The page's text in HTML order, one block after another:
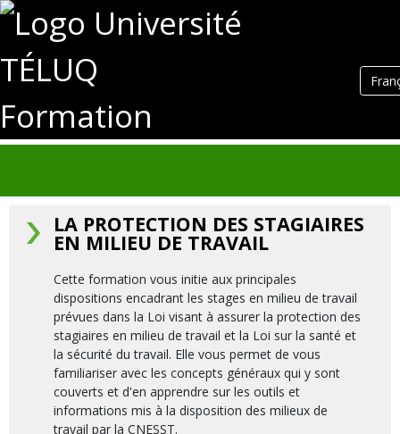
Formation
LA PROTECTION DES STAGIAIRES
EN MILIEU DE TRAVAIL
Cette formation vous initie aux principales
dispositions encadrant les stages en milieu de travail
prévues dans la Loi visant à assurer la protection des
stagiaires en milieu de travail et la Loi sur la santé et
la sécurité du travail. Elle vous permet de vous
familiariser avec les concepts généraux qui y sont
couverts et d'en apprendre sur les outils et
informations mis à la disposition des milieux de
travail par la CNESST.